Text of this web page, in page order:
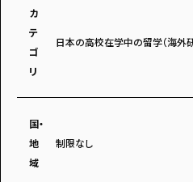
カ
テ
ゴ
リ
日本の高校在学中の留学（海外
国・
地
域
制限なし